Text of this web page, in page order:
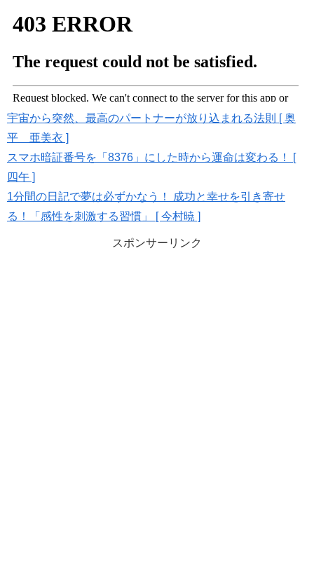
宇宙から突然、最高のパートナーが放り込まれる法則 [ 奥
平 亜美衣 ]
スマホ暗証番号を「8376」にした時から運命は変わる！ [
四午 ]
1分間の日記で夢は必ずかなう！ 成功と幸せを引き寄せ
る！「感性を刺激する習慣」 [ 今村暁 ]
スポンサーリンク